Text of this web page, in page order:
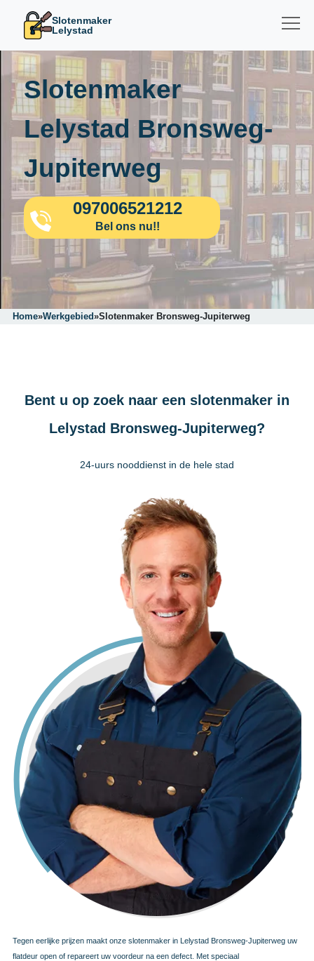
Slotenmaker
Lelystad
Slotenmaker
Lelystad Bronsweg-
Jupiterweg
097006521212
Bel ons nu!!
Home»Werkgebied»Slotenmaker Bronsweg-Jupiterweg
Bent u op zoek naar een slotenmaker in
Lelystad Bronsweg-Jupiterweg?
24-uurs nooddienst in de hele stad
Tegen eerlijke prijzen maakt onze slotenmaker in Lelystad Bronsweg-Jupiterweg uw
flatdeur open of repareert uw voordeur na een defect. Met speciaal